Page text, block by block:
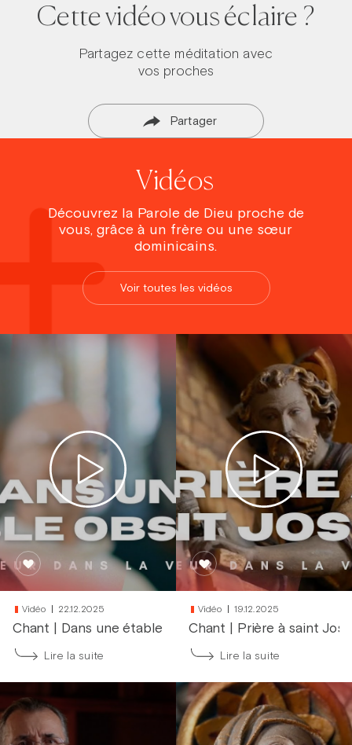
Cette vidéo vous éclaire ?
Partagez cette méditation avec
vos proches
Partager
Vidéos
Découvrez la Parole de Dieu proche de
vous, grâce à un frère ou une sœur
dominicains.
Voir toutes les vidéos
Vidéo 22.12.2025
Chant | Dans une étable obscure
Lire la suite
Vidéo 19.12.2025
Chant | Prière à saint
Lire la suite